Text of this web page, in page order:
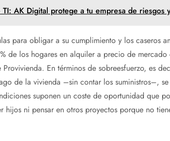
AK Digital protege a tu empresa de riesgos
para obligar a su cumplimiento y los caseros
de los hogares en alquiler a precio de
En términos de sobreesfuerzo, es
de la vivienda –sin contar los suministros–,
suponen un coste de oportunidad que
hijos ni pensar en otros proyectos porque no